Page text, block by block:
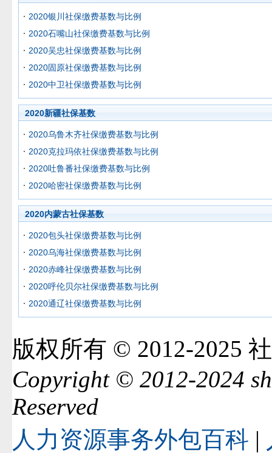
2020银川社保缴费基数与比例
2020石嘴山社保缴费基数与比例
2020吴忠社保缴费基数与比例
2020固原社保缴费基数与比例
2020中卫社保缴费基数与比例
2020新疆社保基数
2020乌鲁木齐社保缴费基数与比例
2020克拉玛依社保缴费基数与比例
2020吐鲁番社保缴费基数与比例
2020哈密社保缴费基数与比例
2020内蒙古社保基数
2020包头社保缴费基数与比例
2020乌海社保缴费基数与比例
2020赤峰社保缴费基数与比例
2020呼伦贝尔社保缴费基数与比例
2020通辽社保缴费基数与比例
版权所有 © 2012-2025
Copyright © 2012-2024
Reserved
人力资源事务外包百科 |